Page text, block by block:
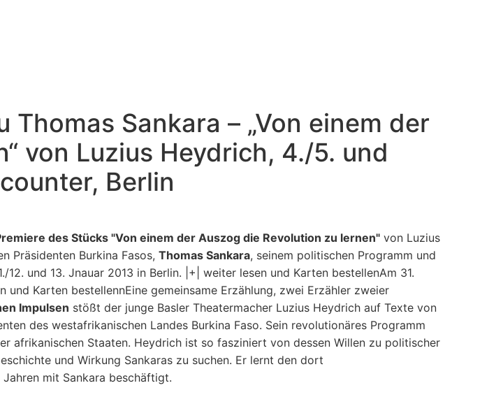
Sankara – „Von einem der
von Luzius Heydrich, 4./5. und
Berlin
des Stücks "Von einem der Auszog die Revolution zu lernen" von Luzius
Präsidenten Burkina Fasos, Thomas Sankara, seinem politischen Programm und
12. und 13. Jnauar 2013 in Berlin. |+| weiter lesen und Karten bestellenAm 31.
und Karten bestellennEine gemeinsame Erzählung, zwei Erzähler zweier
Impulsen stößt der junge Basler Theatermacher Luzius Heydrich auf Texte von
des westafrikanischen Landes Burkina Faso. Sein revolutionäres Programm
afrikanischen Staaten. Heydrich ist so fasziniert von dessen Willen zu politischer
und Wirkung Sankaras zu suchen. Er lernt den dort
mit Sankara beschäftigt.